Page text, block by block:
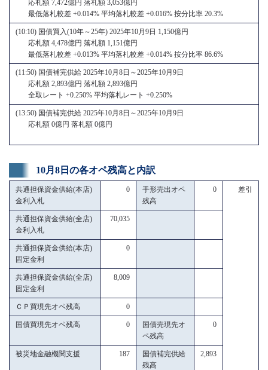
応札額 7,472億円 落札額 3,053億円
最低落札較差 +0.014% 平均落札較差 +0.016% 按分比率 20.3%
(10:10) 国債買入(10年～25年) 2025年10月9日 1,150億円
応札額 4,478億円 落札額 1,151億円
最低落札較差 +0.013% 平均落札較差 +0.014% 按分比率 86.6%
(11:50) 国債補完供給 2025年10月8日～2025年10月9日
応札額 2,893億円 落札額 2,893億円
全取レート +0.250% 平均落札レート +0.250%
(13:50) 国債補完供給 2025年10月8日～2025年10月9日
応札額 0億円 落札額 0億円
10月8日の各オペ残高と内訳
共通担保資金供給(本店)
金利入札
0
手形売出オペ
残高
0 差引
共通担保資金供給(全店)
金利入札
70,035
共通担保資金供給(本店)
固定金利
0
共通担保資金供給(全店)
固定金利
8,009
ＣＰ買現先オペ残高 0
国債買現先オペ残高 0
国債売現先オ
ペ残高
0
被災地金融機関支援 187
国債補完供給
残高
2,893